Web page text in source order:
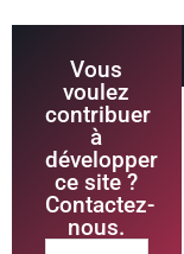
Vous
voulez
contribuer
à
développer
ce site ?
Contactez-
nous.